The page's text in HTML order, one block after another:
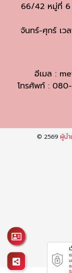
66/42 หมู่ที่ 6
จันทร์-ศุกร์ เว
อีเมล :
โทรศัพท์ :
© 2569ผู้น
เ
ข
รู้